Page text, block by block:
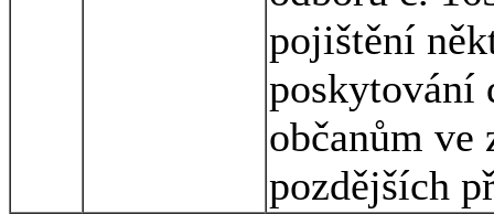
pojištění
poskytování
občanům ve
pozdějších